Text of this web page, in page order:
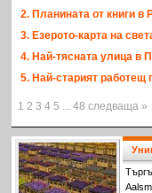
2. Планината от книги в
3. Езерото-карта на
4. Най-тясната улица в
5. Най-старият работещ
1 2 3 4 5 ... 48 следваща »